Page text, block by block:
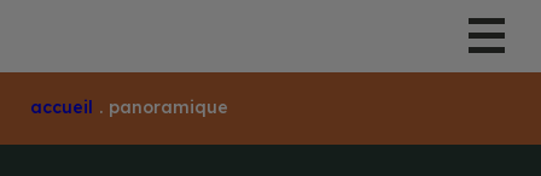
Accueil . Panoramique